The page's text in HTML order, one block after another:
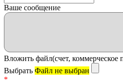
Ваше сообщение
Вложить файл(счет, коммерческое
Выбрать Файл не выбран
*